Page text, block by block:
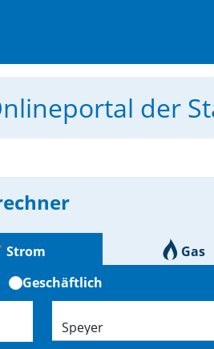
der
Strom
Gas
Geschäftlich